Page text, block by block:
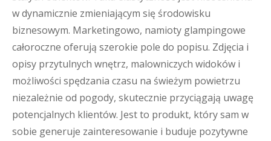
w dynamicznie zmieniającym się środowisku
biznesowym. Marketingowo, namioty glampingowe
całoroczne oferują szerokie pole do popisu. Zdjęcia i
opisy przytulnych wnętrz, malowniczych widoków i
możliwości spędzania czasu na świeżym powietrzu
niezależnie od pogody, skutecznie przyciągają uwagę
potencjalnych klientów. Jest to produkt, który sam w
sobie generuje zainteresowanie i buduje pozytywne